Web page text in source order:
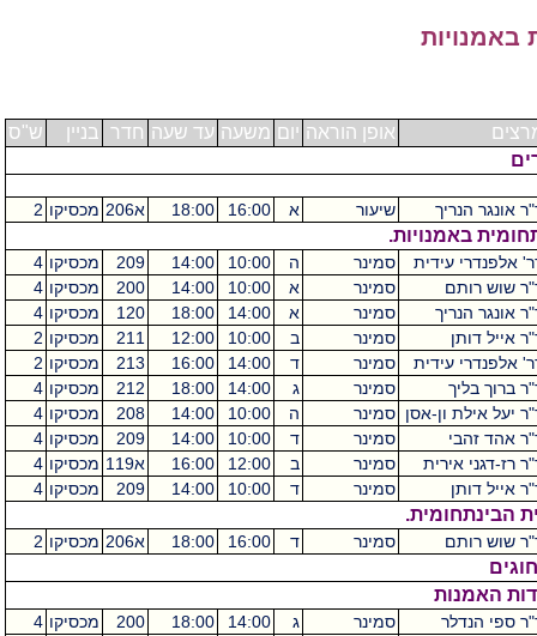
באמנויות
אופן הוראה יום משעה עד שעה חדר בניין
ש"ס
אונגר הנריך שיעור א 16:00
18:00 א206 מכסיקו 2
באמנויות.
אלפנדרי עידית סמינר ה 10:00
14:00
209 מכסיקו 4
שוש רותם
סמינר א 10:00
14:00
200 מכסיקו 4
אונגר הנריך
סמינר א 14:00
18:00
120 מכסיקו 4
אייל דותן
סמינר ב 10:00
12:00
211 מכסיקו 2
אלפנדרי עידית
סמינר ד 14:00
16:00
213 מכסיקו 2
ברוך בליך
סמינר ג 14:00
18:00
212 מכסיקו 4
יעל אילת ון-אסן סמינר ה 10:00
14:00
208 מכסיקו 4
אהד זהבי
סמינר ד 10:00
14:00
209 מכסיקו 4
רז-דגני אירית
סמינר ב 12:00
16:00 א119 מכסיקו 4
אייל דותן
סמינר ד 10:00
14:00
209 מכסיקו 4
הבינתחומית.
שוש רותם סמינר ד 16:00
18:00 א206 מכסיקו 2
האמנות
ספי הנדלר סמינר ג 14:00
18:00
200 מכסיקו 4